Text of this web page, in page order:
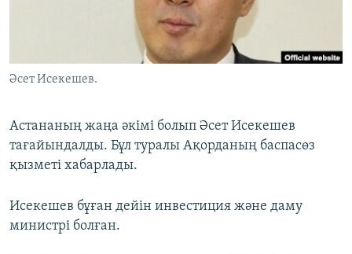
Басқа тілдерде
Әсет Исекешев.
Астананың жаңа әкімі болып Әсет Исекешев
тағайындалды. Бұл туралы Ақорданың баспасөз
қызметі хабарлады.
Исекешев бұған дейін инвестиция және даму
министрі болған.